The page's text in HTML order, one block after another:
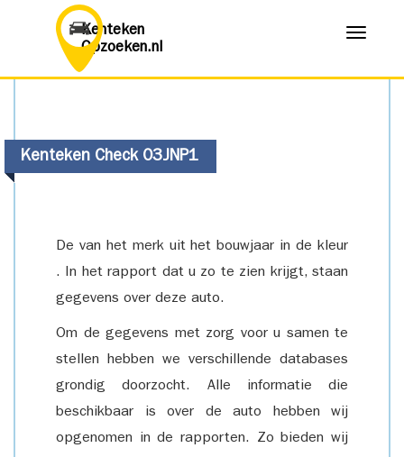
Kenteken
Opzoeken.nl
Menu
Kenteken Check 03JNP1
De van het merk uit het bouwjaar in de kleur
. In het rapport dat u zo te zien krijgt, staan
gegevens over deze auto.
Om de gegevens met zorg voor u samen te
stellen hebben we verschillende databases
grondig doorzocht. Alle informatie die
beschikbaar is over de auto hebben wij
opgenomen in de rapporten. Zo bieden wij